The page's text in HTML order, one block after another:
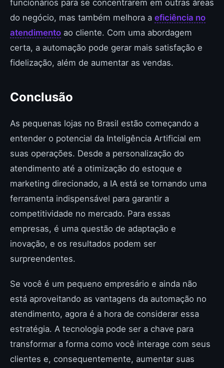
funcionários para se concentrarem em outras áreas
do negócio, mas também melhora a eficiência no
atendimento ao cliente. Com uma abordagem
certa, a automação pode gerar mais satisfação e
fidelização, além de aumentar as vendas.
Conclusão
As pequenas lojas no Brasil estão começando a
entender o potencial da Inteligência Artificial em
suas operações. Desde a personalização do
atendimento até a otimização do estoque e
marketing direcionado, a IA está se tornando uma
ferramenta indispensável para garantir a
competitividade no mercado. Para essas
empresas, é uma questão de adaptação e
inovação, e os resultados podem ser
surpreendentes.
Se você é um pequeno empresário e ainda não
está aproveitando as vantagens da automação no
atendimento, agora é a hora de considerar essa
estratégia. A tecnologia pode ser a chave para
transformar a forma como você interage com seus
clientes e, consequentemente, aumentar suas